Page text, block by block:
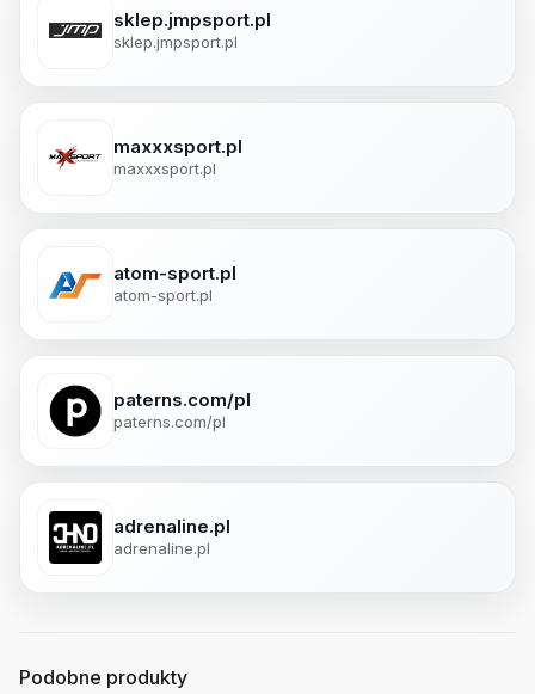
sklep.jmpsport.pl
sklep.jmpsport.pl
maxxxsport.pl
maxxxsport.pl
atom-sport.pl
atom-sport.pl
paterns.com/pl
paterns.com/pl
adrenaline.pl
adrenaline.pl
Podobne produkty